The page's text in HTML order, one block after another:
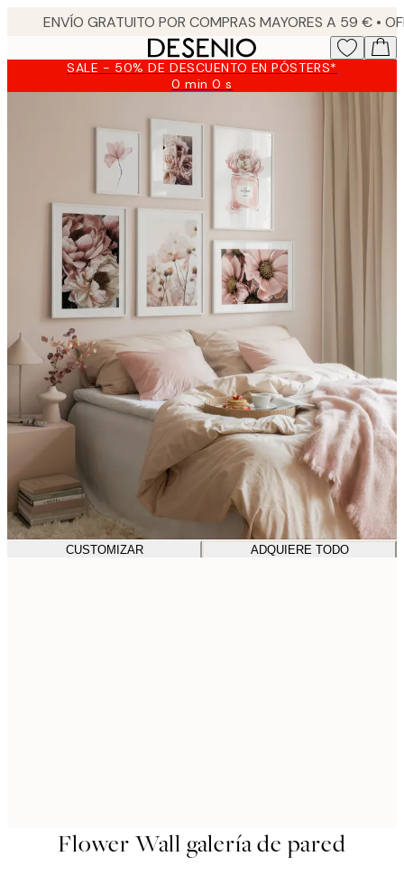
SALE - 50% DE DESCUENTO EN PÓSTERS*
0 min0 s
Válido
2026-
CUSTOMIZAR ADQUIERE TODO
Flower Wall galería de pared